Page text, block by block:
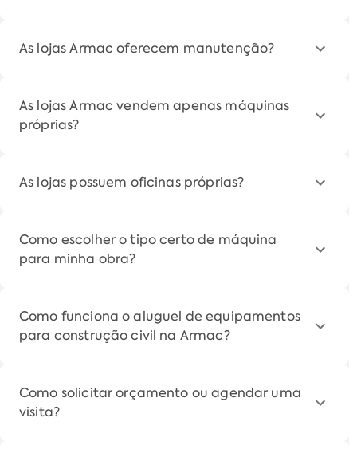
As lojas Armac oferecem manutenção?
As lojas Armac vendem apenas máquinas
próprias?
As lojas possuem oficinas próprias?
Como escolher o tipo certo de máquina
para minha obra?
Como funciona o aluguel de equipamentos
para construção civil na Armac?
Como solicitar orçamento ou agendar uma
visita?